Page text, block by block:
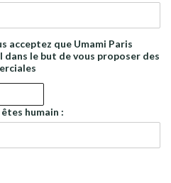
acceptez que Umami Paris
le but de vous proposer des
humain :